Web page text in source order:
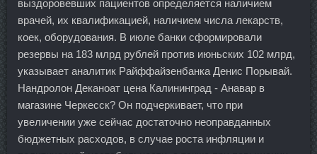
выздоровевших пациентов определяется наличием
врачей, их квалификацией, наличием числа лекарств,
коек, оборудования. В июле банки сформировали
резервы на 183 млрд рублей против июньских 102 млрд,
указывает аналитик Райффайзенбанка Денис Порывай.
Нандролон Деканоат цена Калининград - Анавар в
магазине Черкесск? Он подчеркивает, что при
увеличении уже сейчас достаточно неоправданных
бюджетных расходов, в случае роста инфляции и